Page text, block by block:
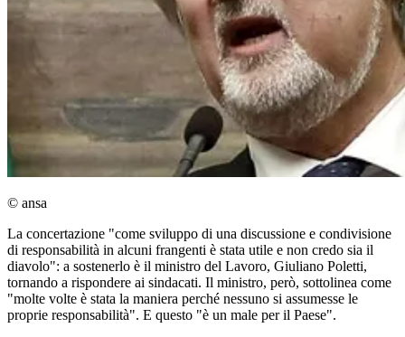
© ansa
La concertazione "come sviluppo di una discussione e condivisione
di responsabilità in alcuni frangenti è stata utile e non credo sia il
diavolo": a sostenerlo è il ministro del Lavoro, Giuliano Poletti,
tornando a rispondere ai sindacati. Il ministro, però, sottolinea come
"molte volte è stata la maniera perché nessuno si assumesse le
proprie responsabilità". E questo "è un male per il Paese".